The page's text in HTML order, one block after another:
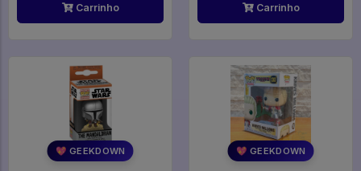
Carrinho Carrinho
💖 GEEKDOWN 💖 GEEKDOWN